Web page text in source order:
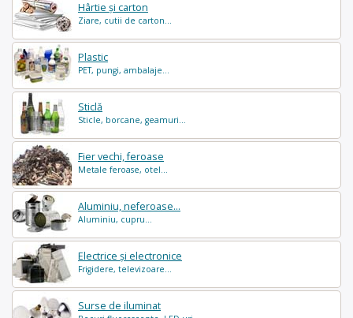
Hârtie și carton
Ziare, cutii de carton...
Plastic
PET, pungi, ambalaje...
Sticlă
Sticle, borcane, geamuri...
Fier vechi, feroase
Metale feroase, otel...
Aluminiu, neferoase...
Aluminiu, cupru...
Electrice și electronice
Frigidere, televizoare...
Surse de iluminat